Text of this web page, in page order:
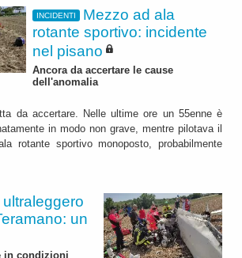
INCIDENTI
Mezzo ad ala
rotante sportivo: incidente
nel pisano
Ancora da accertare le cause
dell'anomalia
da accertare. Nelle ultime ore un 55enne è
in modo non grave, mentre pilotava il
rotante sportivo monoposto, probabilmente
un
in condizioni